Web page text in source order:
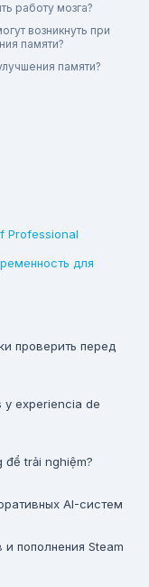
работу мозга?
возникнуть при
памяти?
памяти?
Professional
для
проверить перед
y experiencia de
để trải nghiệm?
AI-систем
пополнения Steam